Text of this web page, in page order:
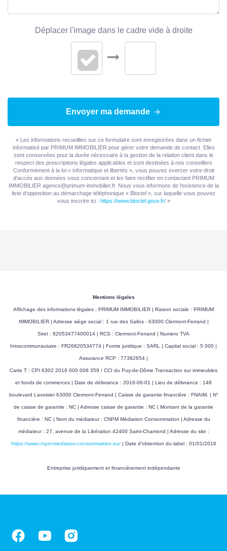
Déplacer l'image dans le cadre vide à droite
Envoyer ma demande
« Les informations recueillies sur ce formulaire sont enregistrées dans un fichier
informatisé par PRIMUM IMMOBILIER pour gérer votre demande de contact. Elles
sont conservées pour la durée nécessaire à la gestion de la relation client dans le
respect des prescriptions légales applicables et sont destinées à nos conseillers
Conformément à la loi « informatique et libertés », vous pouvez exercer votre droit
d'accès aux données vous concernant et les faire rectifier en contactant PRIMUM
IMMOBILIER agence@primum-immobilier.fr. Nous vous informons de l'existence de la
liste d'opposition au démarchage téléphonique « Bloctel », sur laquelle vous pouvez
vous inscrire ici : https://www.bloctel.gouv.fr/»
Mentions légales
Affichage des informations légales : PRIMUM IMMOBILIER | Raison sociale : PRIMUM
IMMOBILIER | Adresse siège social : 1 rue des Salins - 63000 Clermont-Ferrand |
Siret : 82053477400014 | RCS : Clermont-Ferrand | Numero TVA
Intracommunautaire : FR26820534774 | Forme juridique : SARL | Capital social : 5 000 |
Assurance RCP : 77382654 |
Carte T : CPI 6302 2016 000 008 359 / CCI du Puy-de-Dôme Transaction sur immeubles
et fonds de commerces | Date de délivrance : 2016-06-01 | Lieu de délivrance : 148
boulevard Lavoisier 63000 Clermont-Ferrand | Caisse de garantie financière : FNAIM. | N°
de caisse de garantie : NC | Adresse caisse de garantie : NC | Montant de la garantie
financière : NC | Nom du médiateur : CNPM Médiation Consommation | Adresse du
médiateur : 27, avenue de la Libération 42400 Saint-Chamond | Adresse du site :
https://www.cnpm-mediation-consommation.eu/| Date d'obtention du label : 01/01/2016
Entreprise juridiquement et financièrement indépendante